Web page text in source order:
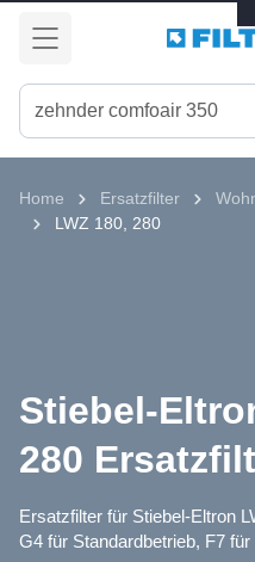
springen
Home Ersatzfilter
LWZ 180, 280
Stiebel-
280
Ersatzfilter für Stiebel-Eltron
G4 für Standardbetrieb, F7